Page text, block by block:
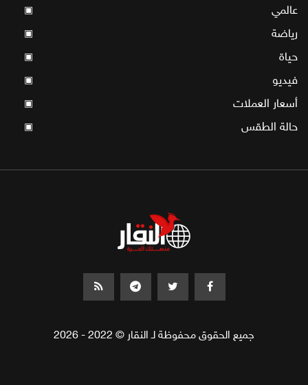
عالمي ▣
رياضة ▣
حياة ▣
فيديو ▣
أسعار العملات ▣
حالة الطقس ▣
جميع الحقوق محفوظة لـ النقار © 2022 - 2026